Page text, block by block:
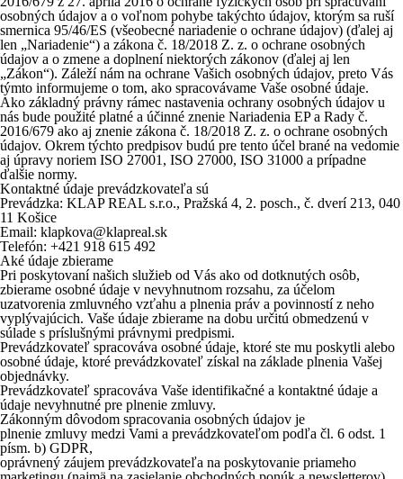
osobných údajov a o voľnom pohybe takýchto údajov, ktorým sa ruší
smernica 95/46/ES (všeobecné nariadenie o ochrane údajov) (ďalej aj
len „Nariadenie“) a zákona č. 18/2018 Z. z. o ochrane osobných
údajov a o zmene a doplnení niektorých zákonov (ďalej aj len
„Zákon“). Záleží nám na ochrane Vašich osobných údajov, preto Vás
týmto informujeme o tom, ako spracovávame Vaše osobné údaje.
Ako základný právny rámec nastavenia ochrany osobných údajov u
nás bude použité platné a účinné znenie Nariadenia EP a Rady č.
2016/679 ako aj znenie zákona č. 18/2018 Z. z. o ochrane osobných
údajov. Okrem týchto predpisov budú pre tento účel brané na vedomie
aj úpravy noriem ISO 27001, ISO 27000, ISO 31000 a prípadne
ďalšie normy.
Kontaktné údaje prevádzkovateľa sú
Prevádzka: KLAP REAL s.r.o., Pražská 4, 2. posch., č. dverí 213, 040
11 Košice
Email: klapkova@klapreal.sk
Telefón: +421 918 615 492
Aké údaje zbierame
Pri poskytovaní našich služieb od Vás ako od dotknutých osôb,
zbierame osobné údaje v nevyhnutnom rozsahu, za účelom
uzatvorenia zmluvného vzťahu a plnenia práv a povinností z neho
vyplývajúcich. Vaše údaje zbierame na dobu určitú obmedzenú v
súlade s príslušnými právnymi predpismi.
Prevádzkovateľ spracováva osobné údaje, ktoré ste mu poskytli alebo
osobné údaje, ktoré prevádzkovateľ získal na základe plnenia Vašej
objednávky.
Prevádzkovateľ spracováva Vaše identifikačné a kontaktné údaje a
údaje nevyhnutné pre plnenie zmluvy.
Zákonným dôvodom spracovania osobných údajov je
plnenie zmluvy medzi Vami a prevádzkovateľom podľa čl. 6 odst. 1
písm. b) GDPR,
oprávnený záujem prevádzkovateľa na poskytovanie priameho